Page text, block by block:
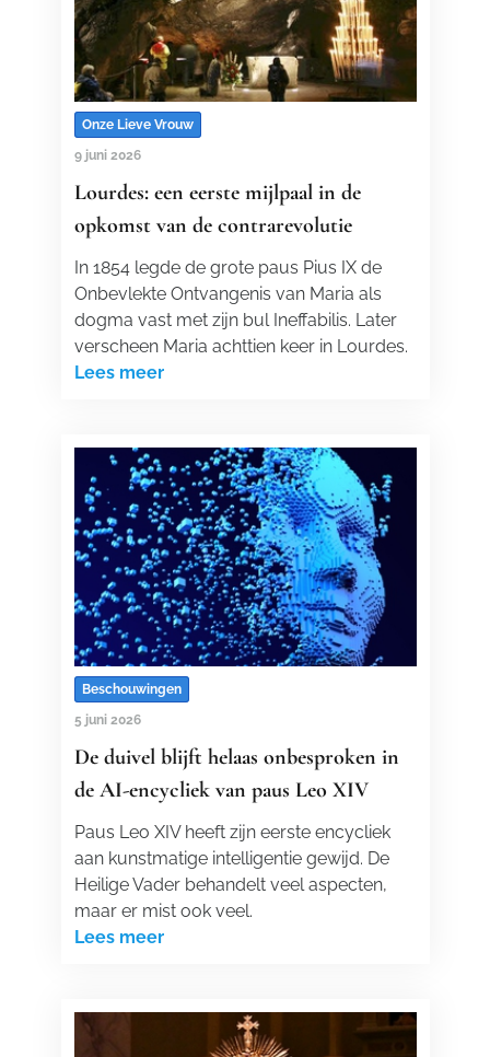
Onze Lieve Vrouw
9 juni 2026
Lourdes: een eerste mijlpaal in de
opkomst van de contrarevolutie
In 1854 legde de grote paus Pius IX de
Onbevlekte Ontvangenis van Maria als
dogma vast met zijn bul Ineffabilis. Later
verscheen Maria achttien keer in Lourdes.
Lees meer
Beschouwingen
5 juni 2026
De duivel blijft helaas onbesproken in
de AI-encycliek van paus Leo XIV
Paus Leo XIV heeft zijn eerste encycliek
aan kunstmatige intelligentie gewijd. De
Heilige Vader behandelt veel aspecten,
maar er mist ook veel.
Lees meer